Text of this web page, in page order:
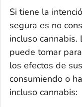
Si tiene la
segura es no
incluso
puede tomar
los efectos de
consumiendo o
incluso cannabis: